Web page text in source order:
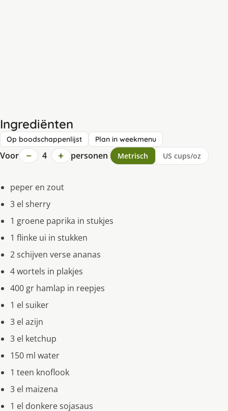
Ingrediënten
Op boodschappenlijst Plan in weekmenu
Voor − 4 + personen Metrisch US cups/oz
peper en zout
3 el sherry
1 groene paprika in stukjes
1 flinke ui in stukken
2 schĳven verse ananas
4 wortels in plakjes
400 gr hamlap in reepjes
1 el suiker
3 el azĳn
3 el ketchup
150 ml water
1 teen knoflook
3 el maizena
1 el donkere sojasaus